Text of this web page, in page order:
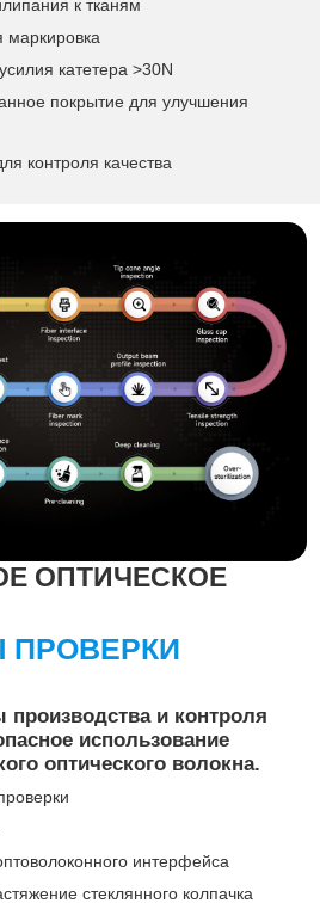
к тканям
маркировка
катетера >30N
покрытие для улучшения
контроля качества
ОПТИЧЕСКОЕ
ПРОВЕРКИ
производства и контроля
использование
оптического волокна.
интерфейса
стеклянного колпачка